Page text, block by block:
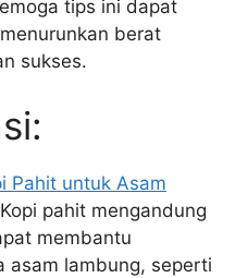
tips ini dapat
berat
sukses.
Pahit untuk Asam
Kopi pahit mengandung
membantu
asam lambung, seperti